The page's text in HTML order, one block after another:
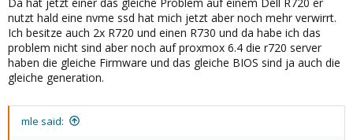
nutzt hald eine nvme ssd hat mich jetzt aber noch mehr verwirrt.
Ich besitze auch 2x R720 und einen R730 und da habe ich das
problem nicht sind aber noch auf proxmox 6.4 die r720 server
haben die gleiche Firmware und das gleiche BIOS sind ja auch die
gleiche generation.
mle said: